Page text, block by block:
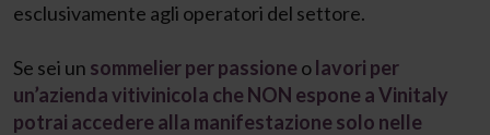
esclusivamente agli operatori del settore.
Se sei un sommelier per passione olavori per
un’azienda vitivinicola che NON espone a Vinitaly
potrai accedere alla manifestazione solo nelle